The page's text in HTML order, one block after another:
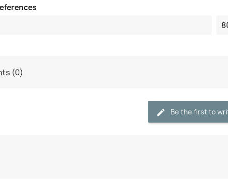
(0)
Be the first to